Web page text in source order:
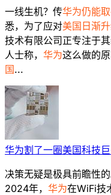
一线生机？传华为仍能
悉，为了应对美国日渐
技术有限公司正专注于
人士称， 华为这么做的
国...
华为割了一圈美国科技巨
决策无疑是极具前瞻性
2024年， 华为在WiFi技